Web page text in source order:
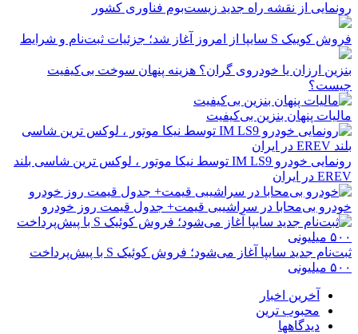
رونمایی از نقشه راه جدید زیست‌بوم فناوری کشور
فروش کوییک S سایپا از امروز آغاز شد؛ جزئیات ثبت‌نام و شرایط
بنزین ارزان یا خودروی گران؟ هزینه پنهان سوخت بی‌کیفیت
چیست؟
مالیات پنهان بنزین بی‌کیفیت
رونمایی خودرو IM LS9 توسط نیکا موتور ، لوکس ترین شاسی بلند
EREV در ایران
خودرو بی‌محابا در سراشیبی قیمت+ جدول قیمت روز خودرو
ثبت‌نام جدید سایپا آغاز می‌شود؛ فروش کوئیک S با پیش‌پرداخت
۵۰۰ میلیونی
آخرین اخبار
محبوب ترین
دیدگاهها